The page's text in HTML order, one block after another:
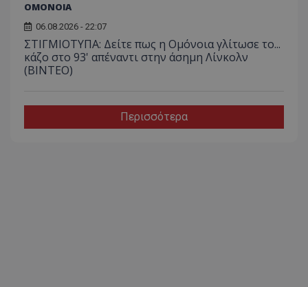
ΟΜΟΝΟΙΑ
06.08.2026 - 22:07
ΣΤΙΓΜΙΟΤΥΠΑ: Δείτε πως η Ομόνοια γλίτωσε το...
κάζο στο 93' απέναντι στην άσημη Λίνκολν
(ΒΙΝΤΕΟ)
Περισσότερα